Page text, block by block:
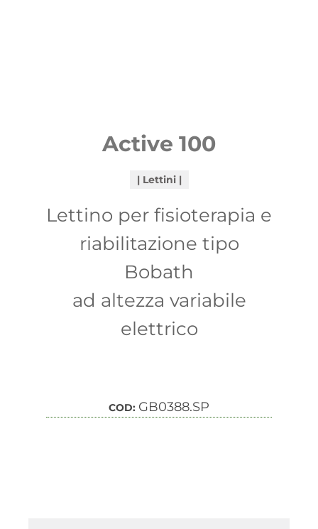
Active 100
Lettini
Lettino per fisioterapia e
riabilitazione tipo
Bobath
ad altezza variabile
elettrico
COD: GB0388.SP